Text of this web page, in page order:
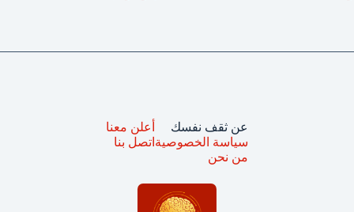
عن ثقف نفسك
سياسة الخصوصية
من نحن
أعلن معنا
اتصل بنا